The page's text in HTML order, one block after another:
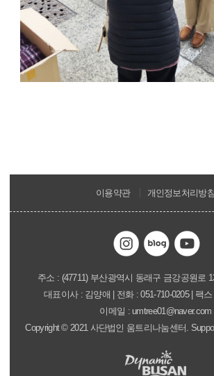
이용약관 개인정보처리방침
주소 : (47711) 부산광역시 동래구 금강공원로
대표이사 : 김양애 | 전화 : 051-710-0205 | 팩
이메일 : umtree01@naver.com
Copyright©2021 사단법인 움트리나눔센터.